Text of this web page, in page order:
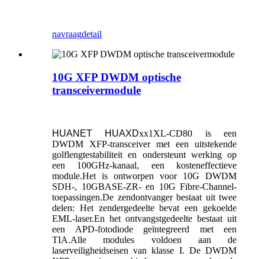
navraagdetail
10G XFP DWDM optische
transceivermodule
HUANET HUAXDxx1XL-CD80 is een
DWDM XFP-transceiver met een uitstekende
golflengtestabiliteit en ondersteunt werking op
een 100GHz-kanaal, een kosteneffectieve
module.Het is ontworpen voor 10G DWDM
SDH-, 10GBASE-ZR- en 10G Fibre-Channel-
toepassingen.De zendontvanger bestaat uit twee
delen: Het zendergedeelte bevat een gekoelde
EML-laser.En het ontvangstgedeelte bestaat uit
een APD-fotodiode geïntegreerd met een
TIA.Alle modules voldoen aan de
laserveiligheidseisen van klasse I. De DWDM